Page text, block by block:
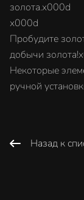
золота.x000d
x000d
Пробудите
добычи
Некоторые
ручной
Назад к